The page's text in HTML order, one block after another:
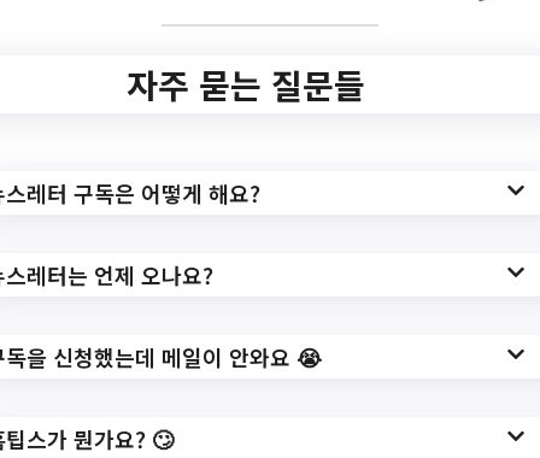
https://www.hometip.so/bridge/[가족관계]
'우리/ 잘 키워 볼까요?' 신청접수중/?
?seq=167511
3. [지역공동체] 8월 가
족사랑의 날 참여가
자주 묻는 질문들
스레터 구독은 어떻게 해요?
스레터는 언제 오나요?
독을 신청했는데 메일이 안와요 😭
팁스가 뭔가요? 🙄